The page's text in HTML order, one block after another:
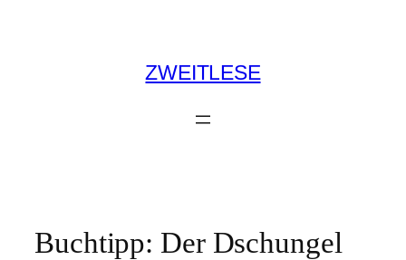
ZWEITLESE
Buchtipp: Der Dschungel